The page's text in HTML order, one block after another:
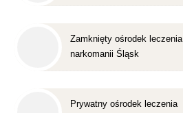
Zamknięty ośrodek leczenia
narkomanii Śląsk
Prywatny ośrodek leczenia